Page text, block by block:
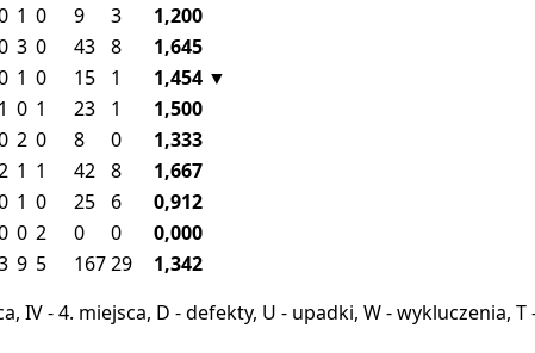
1 0 9 3
1,200
3 0 43 8
1,645
1 0 15 1 1,454 ▼
1 0 1 23 1
1,500
2 0 8 0
1,333
1 1 42 8
1,667
1 0 25 6
0,912
0 2 0 0
0,000
9 5 16729
1,342
IV - 4. miejsca, D - defekty, U - upadki, W - wykluczenia,